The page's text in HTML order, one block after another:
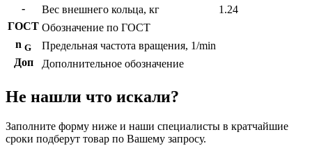
-
Вес внешнего кольца, кг
1.24
ГОСТ Обозначение по ГОСТ
n G
Предельная частота вращения, 1/min
Доп
Дополнительное обозначение
Не нашли что искали?
Заполните форму ниже и наши специалисты в кратчайшие
сроки подберут товар по Вашему запросу.